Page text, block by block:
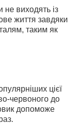
не виходять із
життя завдяки
таким як
цієї
червоного до
допоможе